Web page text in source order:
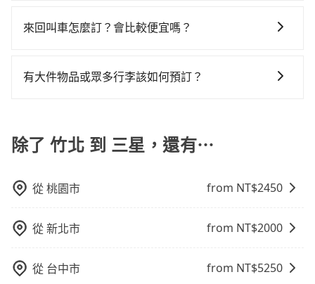
浪費時間在轉乘與等車上，現在還不馬上來預約
客遺留的垃圾或者撞凹的車門仍未被修理，每一次租車
時卻偏偏找不到停車位，對於急著用車或者要載其他乘
天或者載行李時，就顯得非常不便。
綜合以上，無論在價格或服務品質上，tripool都是你從
都無法監控或追查。最好別為了省小錢而冒上不必要的
駕駛執照以及良民證外，車輛一定投保最高300萬乘客
來回叫車怎麼訂？會比較便宜嗎？
趟車的資訊，所以如果需要來回叫車，請分兩筆訂單預
有大件物品或眾多行李該如何預訂？
看板、床墊、折疊單車、家電等，在乘客人數不多的情
況下，可以將後座倒放來騰出置物空間。基本上只要不
乘客盡量塞、盡量放。在預定前，建議先丈量好尺寸，
除了 竹北 到 三星，還有⋯
從桃園市 from NT$2450
從新北市 from NT$2000
從 台中市 from NT$5250